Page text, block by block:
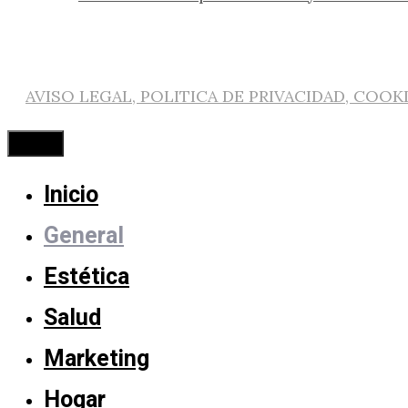
AVISO LEGAL, POLITICA DE PRIVACIDAD,
Cerrar
Inicio
General
Estética
Salud
Marketing
Hogar